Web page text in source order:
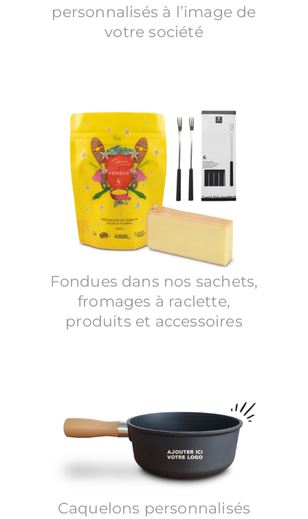
personnalisés à l’image de
votre société
Fondues dans nos sachets,
fromages à raclette,
produits et accessoires
Caquelons personnalisés